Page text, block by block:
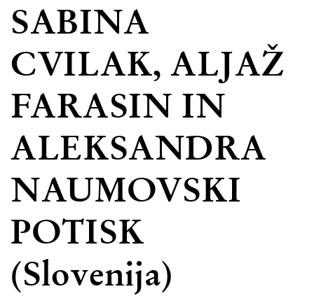
SABINA
CVILAK, ALJAŽ
FARASIN IN
ALEKSANDRA
NAUMOVSKI
POTISK
(Slovenija)